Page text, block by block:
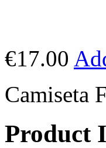
€17.00
Camiseta
Product